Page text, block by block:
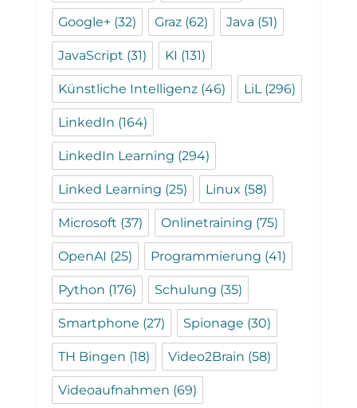
Google+ (32) Graz (62) Java (51)
JavaScript (31) KI (131)
Künstliche Intelligenz (46) LiL (296)
LinkedIn (164)
LinkedIn Learning (294)
Linked Learning (25) Linux (58)
Microsoft (37) Onlinetraining (75)
OpenAI (25) Programmierung (41)
Python (176) Schulung (35)
Smartphone (27) Spionage (30)
TH Bingen (18) Video2Brain (58)
Videoaufnahmen (69)